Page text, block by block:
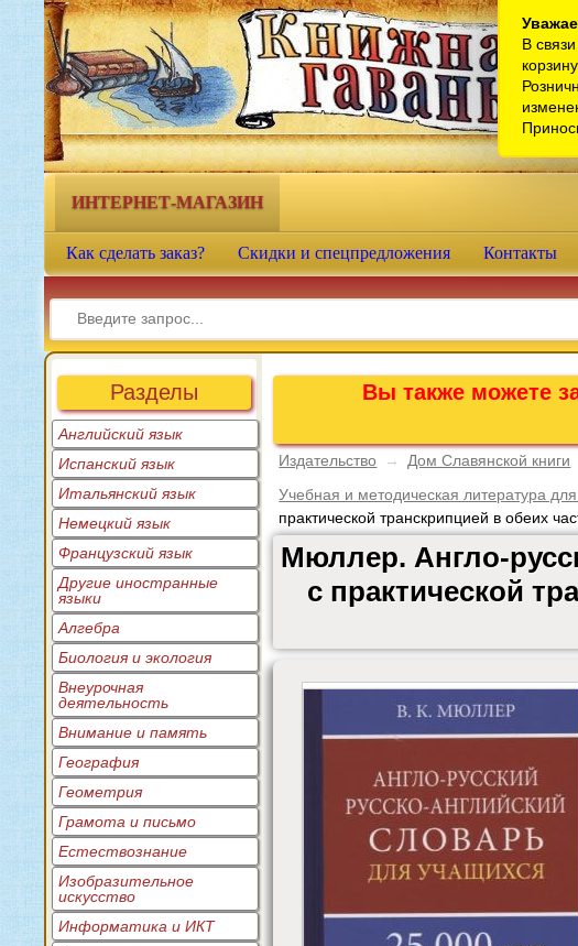
Книжная гавань - интернет-
магазин учебной литературы
ИНТЕРНЕТ-МАГАЗИН
Как сделать заказ? Скидки и спецпредложения Контакты
Разделы
Английский язык
Испанский язык
Итальянский язык
Немецкий язык
Французский язык
Другие иностранные
языки
Алгебра
Биология и экология
Внеурочная
деятельность
Внимание и память
География
Геометрия
Грамота и письмо
Естествознание
Изобразительное
искусство
Информатика и ИКТ
Вы также можете
Издательство → Дом Славянской книги
Учебная и методическая литература
практической транскрипцией в обеих
Мюллер. Англо-
с практической
В